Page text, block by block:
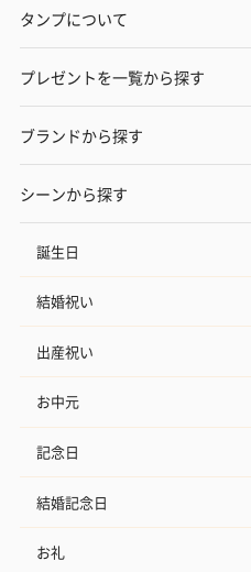
タンプについて
プレゼントを一覧から探す
ブランドから探す
シーンから探す
誕生日
結婚祝い
出産祝い
お中元
記念日
結婚記念日
お礼